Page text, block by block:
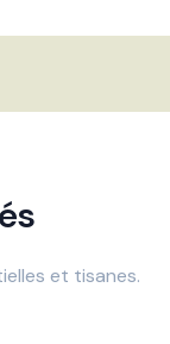
et tisanes.